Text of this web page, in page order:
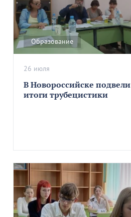
Образование
В Новороссийске подвели
итоги трубецистики
26 июля